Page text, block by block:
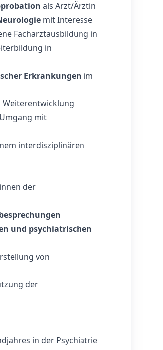
als Arzt/Ärztin
mit Interesse
Facharztausbildung in
in
Erkrankungen im
Weiterentwicklung
mit
interdisziplinären
der
und psychiatrischen
von
der
in der Psychiatrie